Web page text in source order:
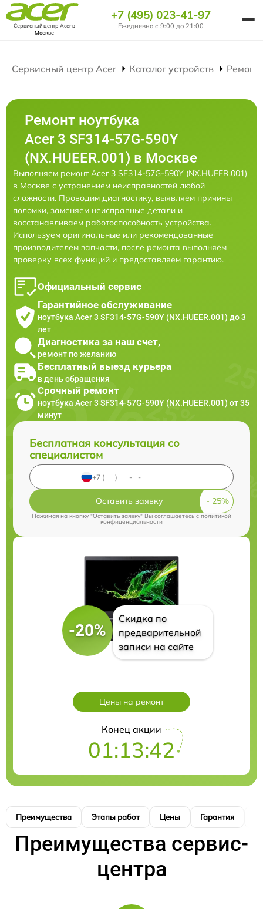
Сервисный центр Acerв
Москве
+7 (495) 023-41-97
Ежедневно с 9:00 до 21:00
Сервисный центр Acer Каталог устройств Ремонт
Ремонт ноутбука
Acer 3 SF314-57G-590Y
(NX.HUEER.001) в Москве
Выполняем ремонт Acer 3 SF314-57G-590Y (NX.HUEER.001)
в Москве с устранением неисправностей любой
сложности. Проводим диагностику, выявляем причины
поломки, заменяем неисправные детали и
восстанавливаем работоспособность устройства.
Используем оригинальные или рекомендованные
производителем запчасти, после ремонта выполняем
проверку всех функций и предоставляем гарантию.
Официальный сервис
Гарантийное обслуживание
ноутбука Acer 3 SF314-57G-590Y (NX.HUEER.001) до 3
лет
Диагностика за наш счет,
ремонт по желанию
Бесплатный выезд курьера
в день обращения
Срочный ремонт
ноутбука Acer 3 SF314-57G-590Y (NX.HUEER.001) от 35
минут
Бесплатная консультация со
специалистом
Оставить заявку
Нажимая на кнопку "Оставить заявку" Вы соглашаетесь cполитикой
конфиденциальности
-20%
Скидка по
предварительной
записи на сайте
Цены на ремонт
Конец акции
01:13:41
Преимущества Этапы работ Цены Гарантия
Преимущества сервис-
центра